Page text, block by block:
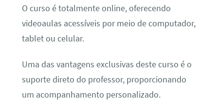
O curso é totalmente online, oferecendo
videoaulas acessíveis por meio de computador,
tablet ou celular.
Uma das vantagens exclusivas deste curso é o
suporte direto do professor, proporcionando
um acompanhamento personalizado.